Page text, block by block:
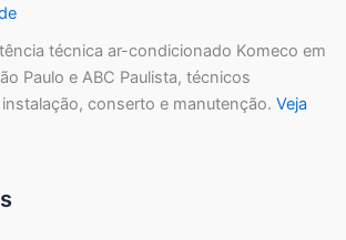
técnica ar-condicionado Komeco em
Paulo e ABC Paulista, técnicos
conserto e manutenção. Veja